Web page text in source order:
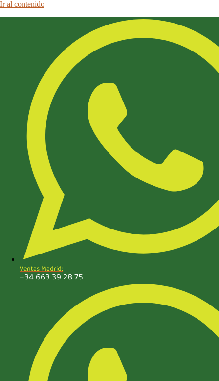
Ir al contenido
Ventas Madrid:
+34 663 39 28 75